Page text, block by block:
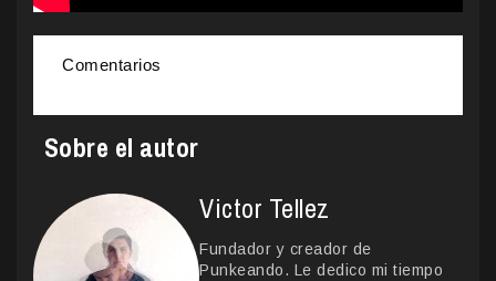
Comentarios
Sobre el autor
Victor Tellez
Fundador y creador de
Punkeando. Le dedico mi tiempo